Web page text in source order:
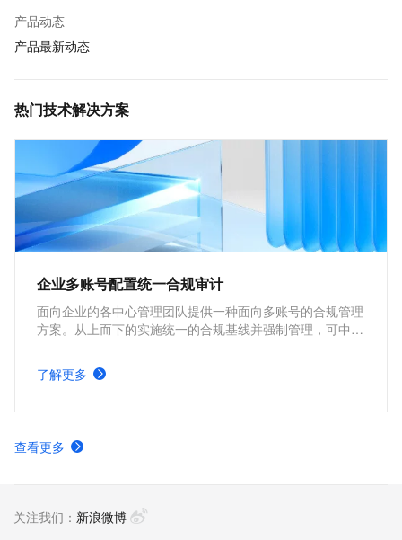
产品动态
产品最新动态
热门技术解决方案
企业多账号配置统一合规审计
面向企业的各中心管理团队提供一种面向多账号的合规管理
方案。从上而下的实施统一的合规基线并强制管理，可中心
的可见性可控性，切实起到监管效力，规避潜在风险。
了解更多
查看更多
关注我们： 新浪微博